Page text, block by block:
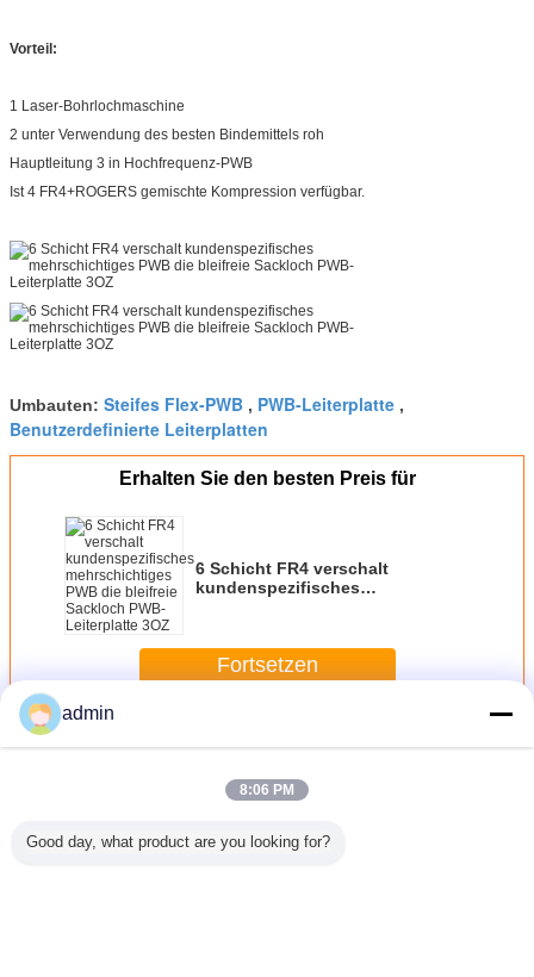
Vorteil:
1 Laser-Bohrlochmaschine
2 unter Verwendung des besten Bindemittels roh
Hauptleitung 3 in Hochfrequenz-PWB
Ist 4 FR4+ROGERS gemischte Kompression verfügbar.
Umbauten: Steifes Flex-PWB , PWB-Leiterplatte ,
Benutzerdefinierte Leiterplatten
Erhalten Sie den besten Preis für
6 Schicht FR4 verschalt
kundenspezifisches
Leiterplatte 3OZ
Fortsetzen
Mehr
admin
8:06 PM
Good day, what product are you looking for?